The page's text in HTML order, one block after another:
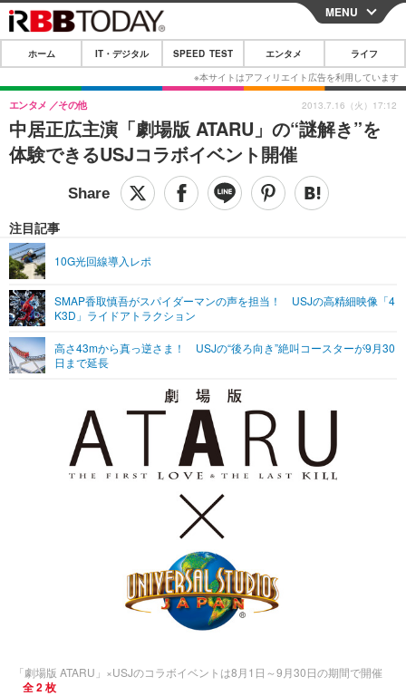
CLOSE
ホーム
IT・デジタル
IT・デジタルTOP スマートフォン
ショッピング その他
SPEED TEST
エンタメTOP 映画・ドラマ
グラビア
ショッピング その他
ライフTOP
その他
リリース一覧
プッシュ通知の停止方法
MENU
ホーム IT・デジタル SPEED TEST エンタメ ライフ
中居正広主演「劇場版 ATARU」の“謎解き”を
体験できるUSJコラボイベント開催
エンタメ その他
注目記事
10G光回線導入レポ
SMAP香取慎吾がスパイダーマンの声を担当！ USJの高精細映像「4
K3D」ライドアトラクション
高さ43mから真っ逆さま！ USJの“後ろ向き”絶叫コースターが9月30
日まで延長
2013.7.16（火）17:12
「劇場版 ATARU」×USJのコラボイベントは8月1日～9月30日の期間で開催
全 2 枚